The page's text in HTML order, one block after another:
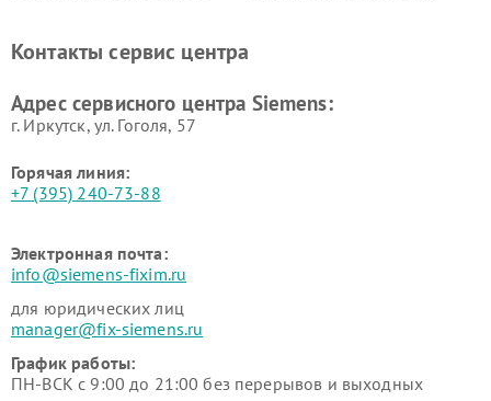
Siemens
Siemens
Siemens
Siemens
Контакты сервис центра
Адрес сервисного центра Siemens:
г. Иркутск, ул. ​Гоголя, 57
Горячая линия:
+7 (395) 240-73-88
Электронная почта:
info@siemens-fixim.ru
для юридических лиц
manager@fix-siemens.ru
График работы:
ПН-ВСК с 9:00 до 21:00 без перерывов и выходных